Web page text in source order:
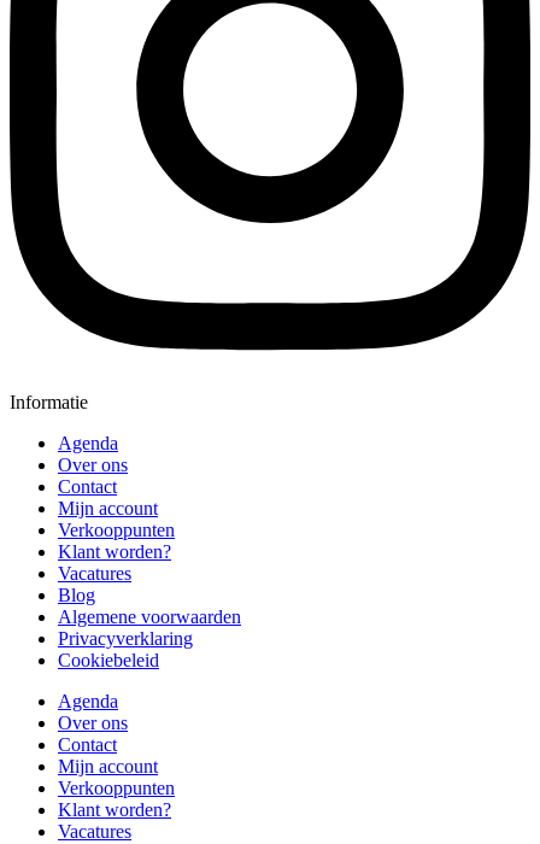
Informatie
Agenda
Over ons
Contact
Mijn account
Verkooppunten
Klant worden?
Vacatures
Blog
Algemene voorwaarden
Privacyverklaring
Cookiebeleid
Agenda
Over ons
Contact
Mijn account
Verkooppunten
Klant worden?
Vacatures